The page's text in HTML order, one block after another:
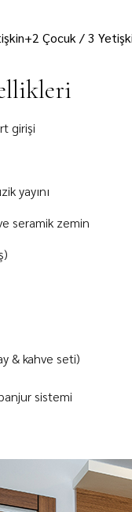
Çocuk / 3
girişi
yayını
seramik zemin
& kahve seti)
sistemi